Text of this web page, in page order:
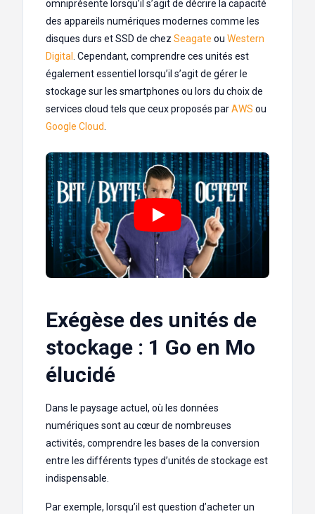
omniprésente lorsqu’il s’agit de décrire la capacité
des appareils numériques modernes comme les
disques durs et SSD de chez Seagate ou Western
Digital
. Cependant, comprendre ces unités est
également essentiel lorsqu’il s’agit de gérer le
stockage sur les smartphones ou lors du choix de
services cloud tels que ceux proposés parAWS ou
Google Cloud
Exégèse des unités de
stockage : 1 Go en Mo
élucidé
Dans le paysage actuel, où les données
numériques sont au cœur de nombreuses
activités, comprendre les bases de la conversion
entre les différents types d’unités de stockage est
indispensable.
Par exemple, lorsqu’il est question d’acheter un